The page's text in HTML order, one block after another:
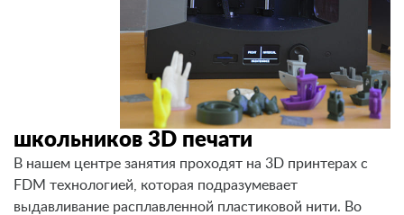
школьников 3D печати
В нашем центре занятия проходят на 3D принтерах с
FDM технологией, которая подразумевает
выдавливание расплавленной пластиковой нити. Во